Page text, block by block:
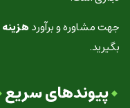
جهت مشاوره و برآورد
بگیرید.
پیوندهای سریع